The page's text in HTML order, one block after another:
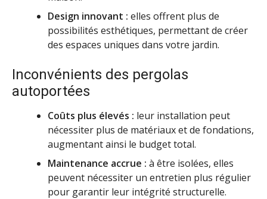
Design innovant : elles offrent plus de
possibilités esthétiques, permettant de créer
des espaces uniques dans votre jardin.
Inconvénients des pergolas
autoportées
Coûts plus élevés : leur installation peut
nécessiter plus de matériaux et de fondations,
augmentant ainsi le budget total.
Maintenance accrue : à être isolées, elles
peuvent nécessiter un entretien plus régulier
pour garantir leur intégrité structurelle.